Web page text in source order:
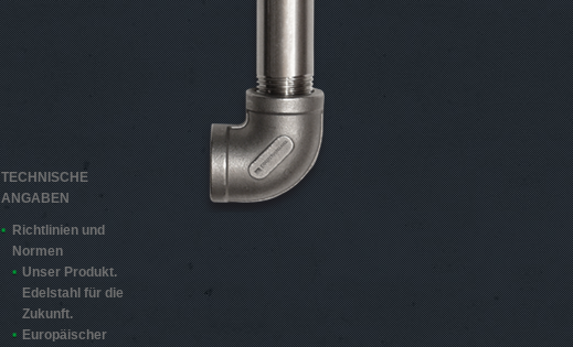
TECHNISCHE
ANGABEN
Richtlinien und
Normen
Unser Produkt.
Edelstahl für die
Zukunft.
Europäischer